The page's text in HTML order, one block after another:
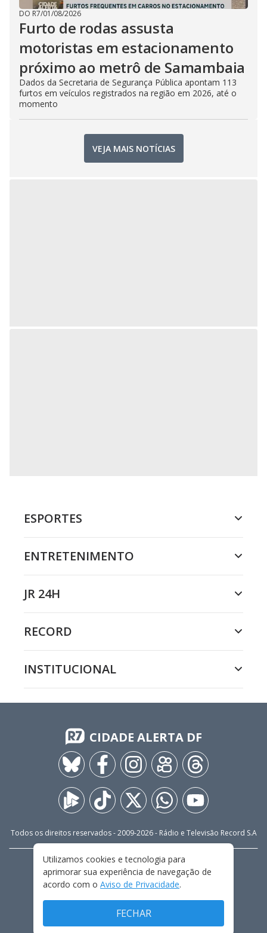
DO R7/01/08/2026
Furto de rodas assusta
motoristas em estacionamento
próximo ao metrô de Samambaia
Dados da Secretaria de Segurança Pública apontam 113
furtos em veículos registrados na região em 2026, até o
momento
VEJA MAIS NOTÍCIAS
ESPORTES
ENTRETENIMENTO
JR 24H
RECORD
INSTITUCIONAL
CIDADE ALERTA DF
Todos os direitos reservados - 2009-2026- Rádio e Televisão Record S.A
FALE CONOSCO
PRIVACIDADE
TERMOS E CONDIÇÕES DE USO
Utilizamos cookies e tecnologia para
aprimorar sua experiência de navegação de
acordo com o Aviso de Privacidade.
FECHAR